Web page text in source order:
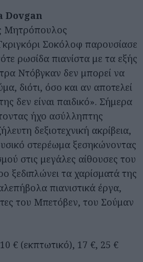
Dovgan
Μητρόπουλος
Σοκόλοφ παρουσίασε
ρωσίδα πιανίστα με τα εξής
Ντόβγκαν δεν μπορεί να
διότι, όσο και αν αποτελεί
δεν είναι παιδικό». Σήμερα
ήχο ασύλληπτης
δεξιοτεχνική ακρίβεια,
στερέωμα ξεσηκώνοντας
στις μεγάλες αίθουσες του
ξεδιπλώνει τα χαρίσματά της
πιανιστικά έργα,
του Μπετόβεν, του Σούμαν
€ (εκπτωτικό), 17 €, 25 €